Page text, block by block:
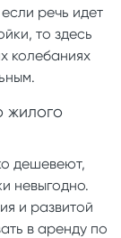
речь идет
то здесь
колебаниях
жилого
дешевеют,
невыгодно.
и развитой
в аренду по